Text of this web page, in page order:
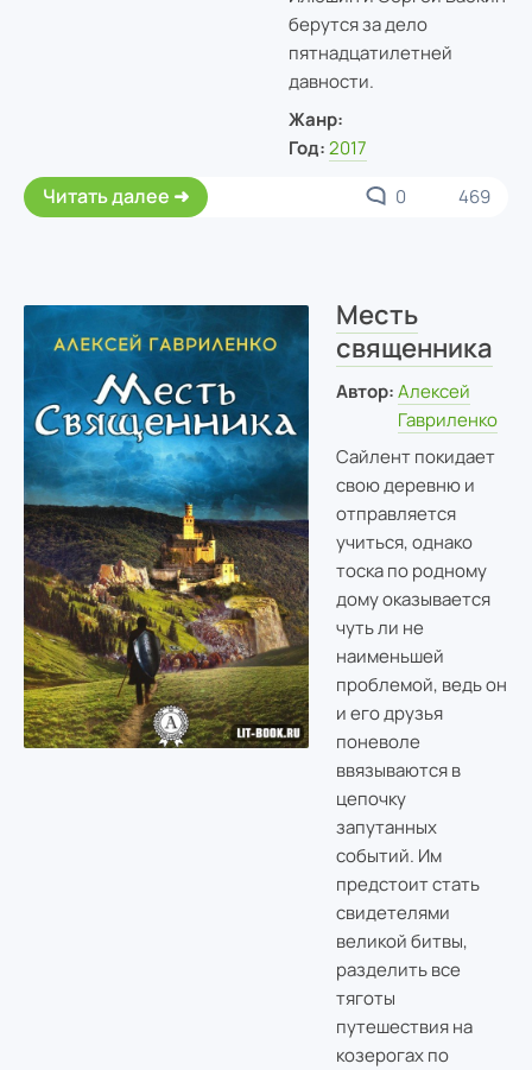
берутся за дело
пятнадцатилетней
давности.
Жанр:
Год: 2017
Читать далее 0 469
Месть
священника
Автор: Алексей
Гавриленко
Сайлент покидает
свою деревню и
отправляется
учиться, однако
тоска по родному
дому оказывается
чуть ли не
наименьшей
проблемой, ведь он
и его друзья
поневоле
ввязываются в
цепочку
запутанных
событий. Им
предстоит стать
свидетелями
великой битвы,
разделить все
тяготы
путешествия на
козерогах по